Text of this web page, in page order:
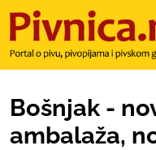
Bošnjak -
ambalaža,